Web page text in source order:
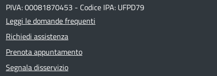
PIVA: 00081870453 - Codice IPA: UFPD79
Leggi le domande frequenti
Richiedi assistenza
Prenota appuntamento
Segnala disservizio